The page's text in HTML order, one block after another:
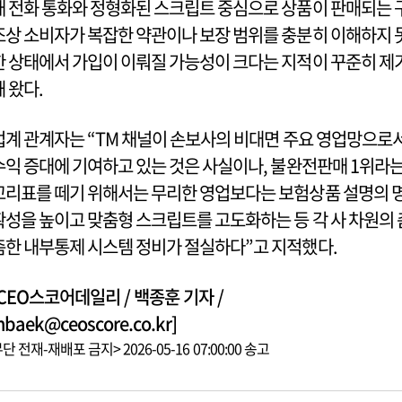
전화 통화와 정형화된 스크립트 중심으로 상품이 판매되는
상 소비자가 복잡한 약관이나 보장 범위를 충분히 이해하지
상태에서 가입이 이뤄질 가능성이 크다는 지적이 꾸준히 제
왔다.
계 관계자는 “TM 채널이 손보사의 비대면 주요 영업망으로
익 증대에 기여하고 있는 것은 사실이나, 불완전판매 1위라
리표를 떼기 위해서는 무리한 영업보다는 보험상품 설명의
성을 높이고 맞춤형 스크립트를 고도화하는 등 각 사 차원의
한 내부통제 시스템 정비가 절실하다”고 지적했다.
스코어데일리 / 백종훈 기자 /
전재-재배포 금지> 2026-05-16 07:00:00 송고